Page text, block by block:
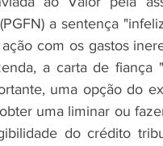
a sentença
com os gastos
a carta de
uma opção do
uma liminar ou
do crédito